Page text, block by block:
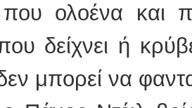
ολοένα και
δείχνει ή
μπορεί να